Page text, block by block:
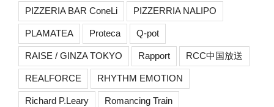
PIZZERIA BAR ConeLi PIZZERRIA NALIPO
PLAMATEA Proteca Q-pot
RAISE / GINZA TOKYO Rapport RCC中国放送
REALFORCE RHYTHM EMOTION
Richard P.Leary Romancing Train